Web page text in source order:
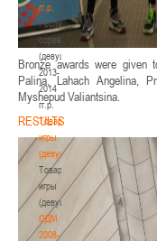
гг.р.
Республиканские
соревнования
(девушки)
2013-
2014
гг.р.
Товарищеские
игры
(девушки)
Товарищеские
игры
(девушки)
ОДМ
2008-
Bronze awards were given
Palina, Lahach Angelina,
Myshepud Valiantsina.
RESULTS